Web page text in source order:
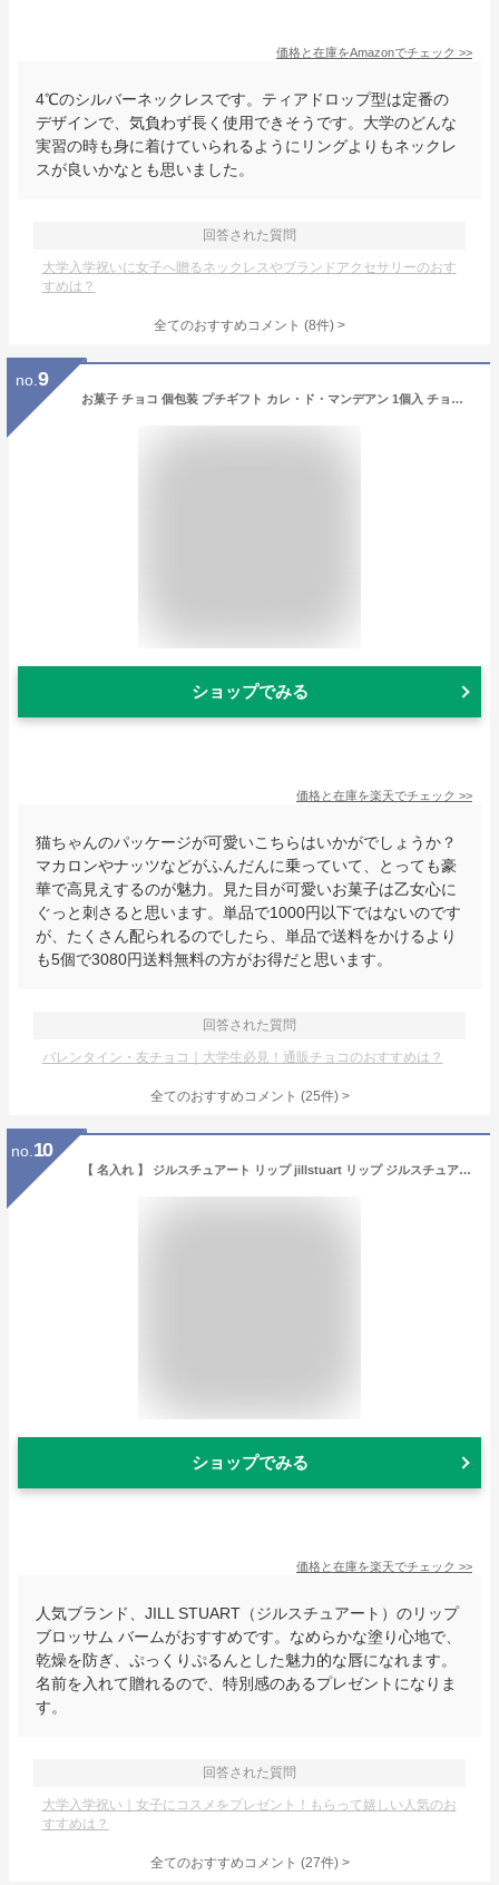
価格と在庫をAmazonでチェック >>
4℃のシルバーネックレスです。ティアドロップ型は定番の
デザインで、気負わず長く使用できそうです。大学のどんな
実習の時も身に着けていられるようにリングよりもネックレ
スが良いかなとも思いました。
回答された質問
大学入学祝いに女子へ贈るネックレスやブランドアクセサリーのおす
すめは？
全てのおすすめコメント (8件) >
no. 9
お菓子 チョコ 個包装 プチギフト カレ・ド・マンデアン 1個入 チョコレート ナッツ フルーツ 最高峰チョコ使用 ショコラ スイーツ ギフト いちご 抹茶 かわいい 可愛い 猫 ねこ 映える 人気 お返し ハロウィン お菓子 子供 職場 転勤 大量 まとめ買い ( 即日発送・土日除く)
ショップでみる
価格と在庫を楽天でチェック >>
猫ちゃんのパッケージが可愛いこちらはいかがでしょうか？
マカロンやナッツなどがふんだんに乗っていて、とっても豪
華で高見えするのが魅力。見た目が可愛いお菓子は乙女心に
ぐっと刺さると思います。単品で1000円以下ではないのです
が、たくさん配られるのでしたら、単品で送料をかけるより
も5個で3080円送料無料の方がお得だと思います。
回答された質問
バレンタイン・友チョコ｜大学生必見！通販チョコのおすすめは？
全てのおすすめコメント (25件) >
no. 10
【 名入れ 】 ジルスチュアート リップ jillstuart リップ ジルスチュアート ギフト ジルスチュアート リップスティック 名入れ プレゼント 女性 誕生日プレゼント 女友達 ジルスチュアート 名入れ リップ JILLSTUART リップブロッサム バーム 3.5g
ショップでみる
価格と在庫を楽天でチェック >>
人気ブランド、JILL STUART（ジルスチュアート）のリップ
ブロッサム バームがおすすめです。なめらかな塗り心地で、
乾燥を防ぎ、ぷっくりぷるんとした魅力的な唇になれます。
名前を入れて贈れるので、特別感のあるプレゼントになりま
す。
回答された質問
大学入学祝い｜女子にコスメをプレゼント！もらって嬉しい人気のお
すすめは？
全てのおすすめコメント (27件) >